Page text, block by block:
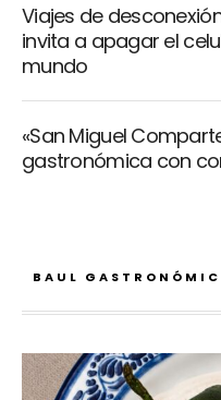
Viajes de
invita a apagar el
mundo
«San Miguel
gastronómica con
BAUL